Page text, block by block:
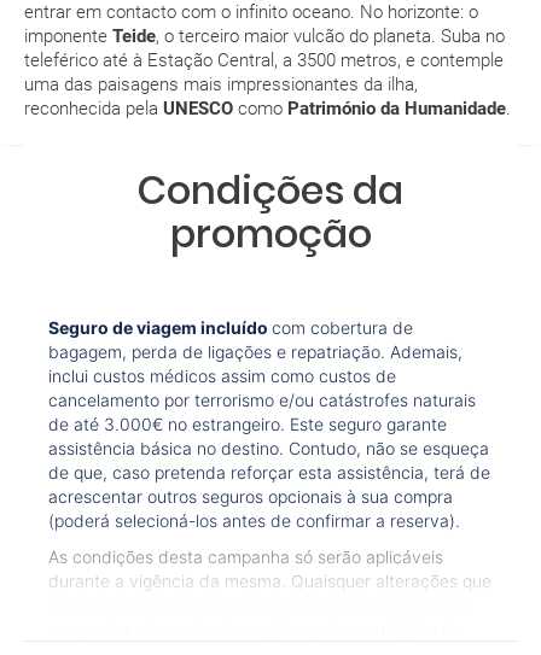
entrar em contacto com o infinito oceano. No horizonte: o
imponente Teide, o terceiro maior vulcão do planeta. Suba no
teleférico até à Estação Central, a 3500 metros, e contemple
uma das paisagens mais impressionantes da ilha,
reconhecida pela UNESCO como Património da Humanidade
As suas cálidas temperatura invernais converteram
Tenerife num dos destinos mais frequentados da Europa.
JAN FEV
15.1 °C
MAR
15.6 °C
ABR
Que validade deve ter o meu passaporte para viajar
para...?
Com quanta antecedência tenho de estar no
Como posso reservar uma viagem de pacote de
a viagem?
Como sei se há lugares disponíveis na viagem que
quero reservar?
Se tenho os transfers incluídos, onde me devo
dirigir?
A minha reserva inclui algum seguro de viagem?
Condições da
promoção
Seguro de viagem incluído com cobertura de
bagagem, perda de ligações e repatriação. Ademais,
inclui custos médicos assim como custos de
cancelamento por terrorismo e/ou catástrofes naturais
de até 3.000€ no estrangeiro. Este seguro garante
assistência básica no destino. Contudo, não se esqueça
de que, caso pretenda reforçar esta assistência, terá de
acrescentar outros seguros opcionais à sua compra
(poderá selecioná-los antes de confirmar a reserva).
As condições desta campanha só serão aplicáveis
durante a vigência da mesma. Quaisquer alterações que